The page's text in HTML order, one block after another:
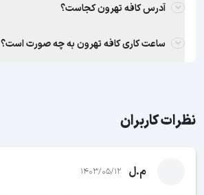
آدرس کافه تهرون کجاست؟
ساعت کاری کافه تهرون به چه صورت است؟
نظرات کاربران
م.ل 1403/05/12